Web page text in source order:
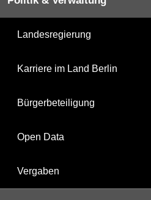
Landesregierung
Karriere im Land Berlin
Bürgerbeteiligung
Open Data
Vergaben